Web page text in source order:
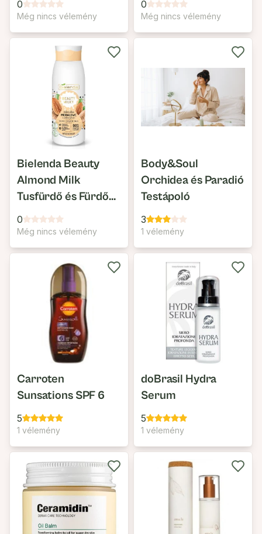
0
Még nincs vélemény
0
Még nincs vélemény
Bielenda Beauty
Almond Milk
Tusfürdő és Fürdő
Tej
0
Még nincs vélemény
Body&Soul
Orchidea és Paradió
Testápoló
3
1 vélemény
Carroten
Sunsations SPF 6
5
1 vélemény
doBrasil Hydra
Serum
5
1 vélemény